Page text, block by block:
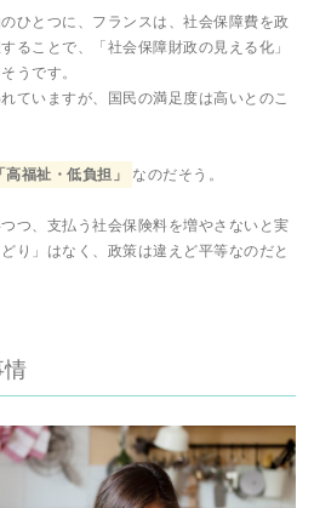
ひとつに、フランスは、社会保障費を政
ることで、「社会保障財政の見える化」
うです。
ていますが、国民の満足度は高いとのこ
「高福祉・低負担」 なのだそう。
つ、支払う社会保険料を増やさないと実
り」はなく、政策は違えど平等なのだと
情